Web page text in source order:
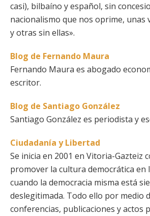
casi), bilbaíno y español, sin
nacionalismo que nos oprime, unas
y otras sin ellas».
Blog de Fernando Maura
Fernando Maura es abogado
escritor.
Blog de Santiago González
Santiago González es periodista y
Ciudadanía y Libertad
Se inicia en 2001 en Vitoria-Gazteiz
promover la cultura democrática en
cuando la democracia misma está
deslegitimada. Todo ello por medio
conferencias, publicaciones y actos